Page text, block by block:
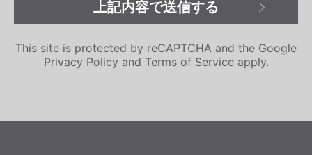
This site is protected by reCAPTCHA and the Google
Privacy Policy and Terms of Serviceapply.